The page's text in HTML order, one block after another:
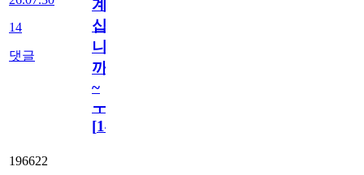
14
댓글
계
십
니
까
~
ㅜ
[14
196622